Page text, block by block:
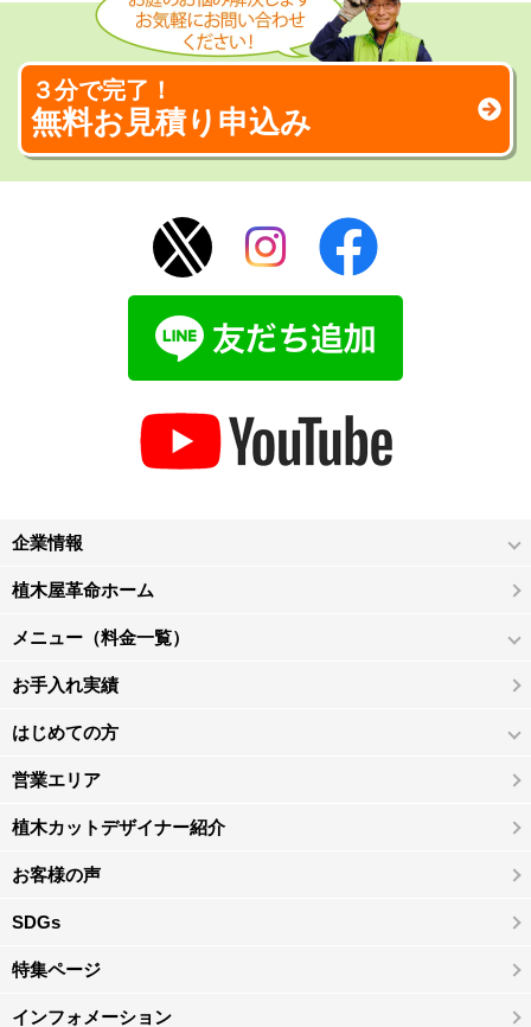
３分で完了！
無料お見積り申込み
企業情報
植木屋革命ホーム
メニュー（料金一覧）
お手入れ実績
はじめての方
営業エリア
植木カットデザイナー紹介
お客様の声
SDGs
特集ページ
インフォメーション